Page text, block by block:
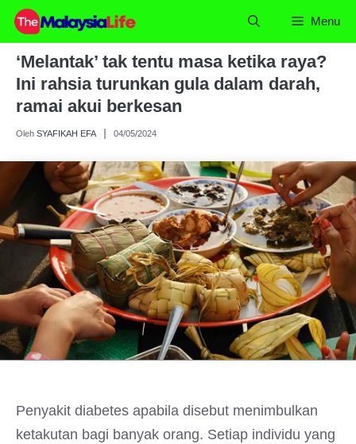
Skip
content
Menu
‘Melantak’ tak tentu masa ketika raya?
Ini rahsia turunkan gula dalam darah,
ramai akui berkesan
Oleh SYAFIKAH EFA 04/05/2024
Penyakit diabetes apabila disebut menimbulkan
ketakutan bagi banyak orang. Setiap individu yang